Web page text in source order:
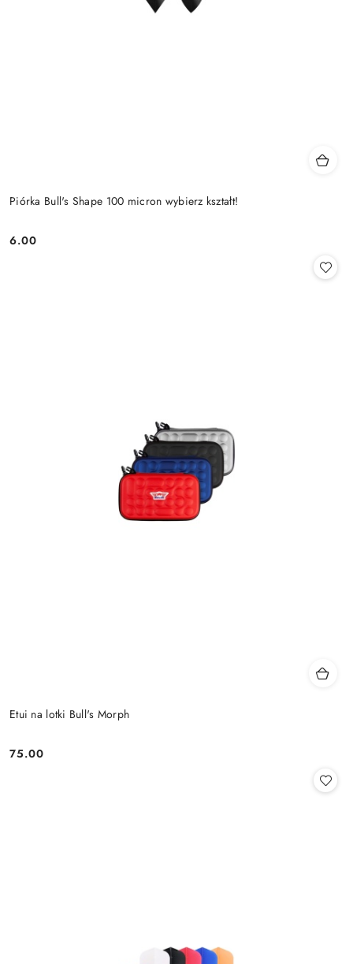
Piórka Bull's Shape 100 micron wybierz kształt!
Cena:
6.00
Etui na lotki Bull's Morph
Cena:
75.00